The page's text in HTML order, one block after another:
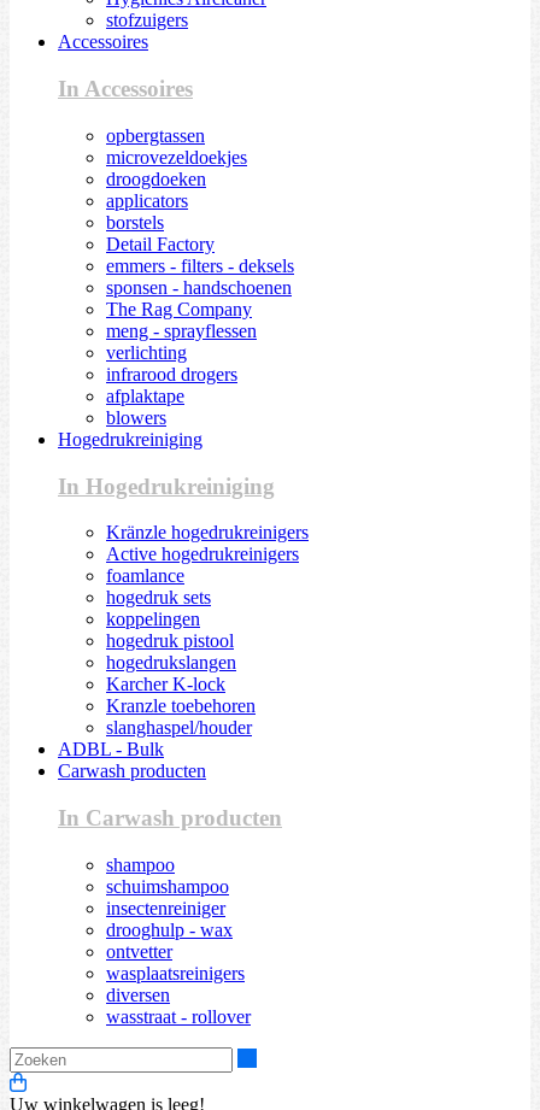
stofzuigers
Accessoires
In Accessoires
opbergtassen
microvezeldoekjes
droogdoeken
applicators
borstels
Detail Factory
emmers - filters - deksels
sponsen - handschoenen
The Rag Company
meng - sprayflessen
verlichting
infrarood drogers
afplaktape
blowers
Hogedrukreiniging
In Hogedrukreiniging
Kränzle hogedrukreinigers
Active hogedrukreinigers
foamlance
hogedruk sets
koppelingen
hogedruk pistool
hogedrukslangen
Karcher K-lock
Kranzle toebehoren
slanghaspel/houder
ADBL - Bulk
Carwash producten
In Carwash producten
shampoo
schuimshampoo
insectenreiniger
drooghulp - wax
ontvetter
wasplaatsreinigers
diversen
wasstraat - rollover
Uw winkelwagen is leeg!